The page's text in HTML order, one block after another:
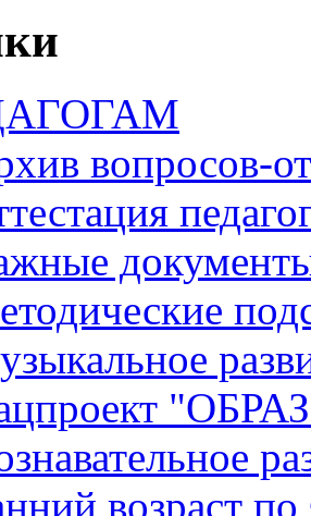
вопросов-
возраст